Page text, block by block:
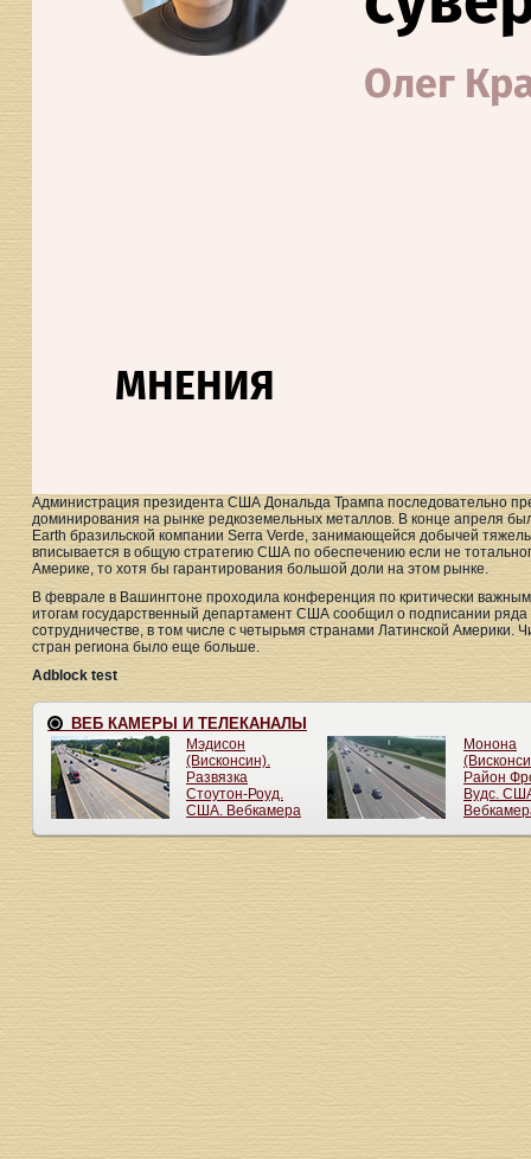
Администрация президента США Дональда Трампа последовательно
доминирования на рынке редкоземельных металлов. В конце апреля
Earth бразильской компании Serra Verde, занимающейся добычей
вписывается в общую стратегию США по обеспечению если не
Америке, то хотя бы гарантирования большой доли на этом рынке.
В феврале в Вашингтоне проходила конференция по критически
итогам государственный департамент США сообщил о подписании
сотрудничестве, в том числе с четырьмя странами Латинской Америки.
стран региона было еще больше.
Adblock test